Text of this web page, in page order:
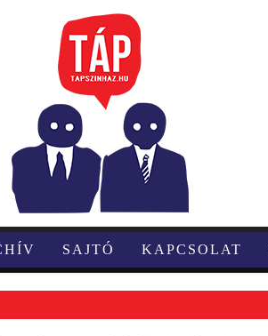
SAJTÓ KAPCSOLAT